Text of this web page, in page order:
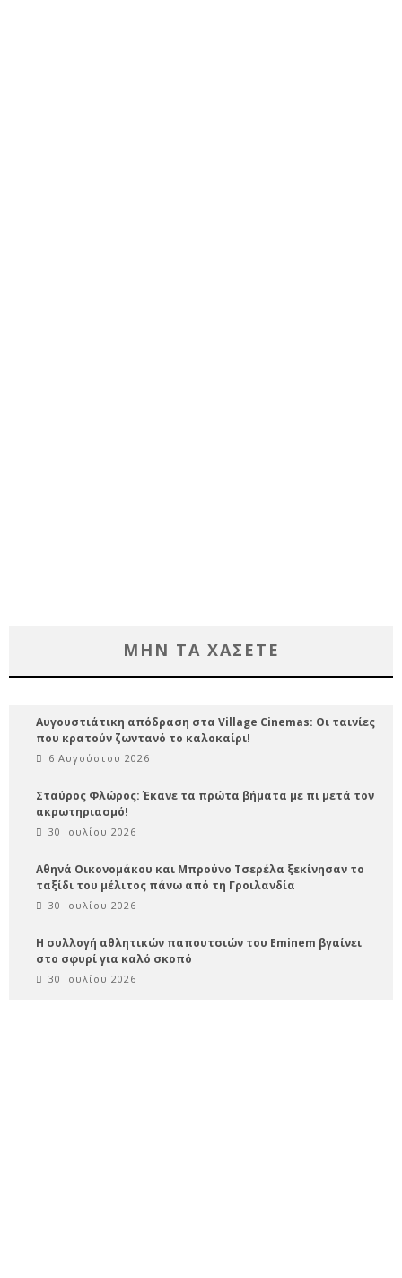
ΜΗΝ ΤΑ ΧΑΣΕΤΕ
Αυγουστιάτικη απόδραση στα Village Cinemas: Οι ταινίες
που κρατούν ζωντανό το καλοκαίρι!
6 Αυγούστου 2026
Σταύρος Φλώρος: Έκανε τα πρώτα βήματα με πι μετά τον
ακρωτηριασμό!
30 Ιουλίου 2026
Αθηνά Οικονομάκου και Μπρούνο Τσερέλα ξεκίνησαν το
ταξίδι του μέλιτος πάνω από τη Γροιλανδία
30 Ιουλίου 2026
Η συλλογή αθλητικών παπουτσιών του Eminem βγαίνει
στο σφυρί για καλό σκοπό
30 Ιουλίου 2026